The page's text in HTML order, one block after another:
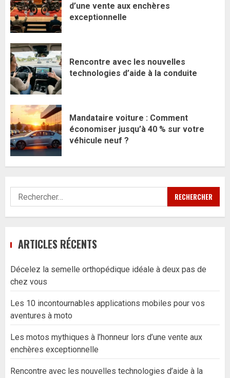
d’une vente aux enchères
exceptionnelle
Rencontre avec les nouvelles
technologies d’aide à la conduite
Mandataire voiture : Comment
économiser jusqu’à 40 % sur votre
véhicule neuf ?
Rechercher :
ARTICLES RÉCENTS
Décelez la semelle orthopédique idéale à deux pas de
chez vous
Les 10 incontournables applications mobiles pour vos
aventures à moto
Les motos mythiques à l’honneur lors d’une vente aux
enchères exceptionnelle
Rencontre avec les nouvelles technologies d’aide à la